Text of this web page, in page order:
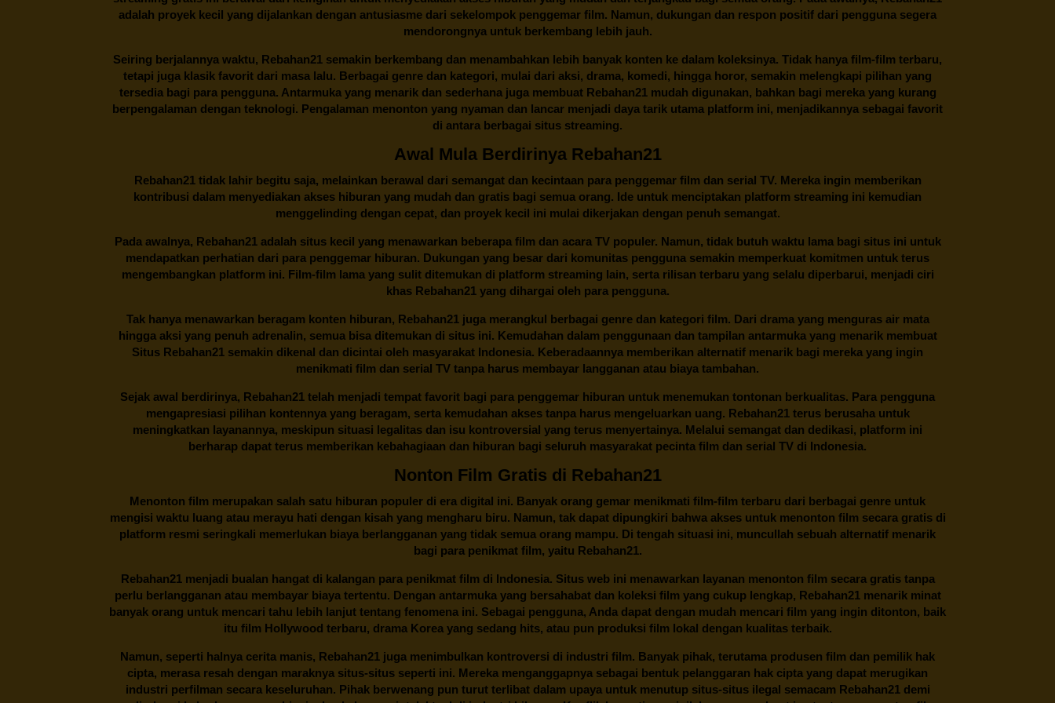
adalah proyek kecil yang dijalankan dengan antusiasme dari sekelompok penggemar film. Namun, dukungan dan respon positif dari pengguna segera
mendorongnya untuk berkembang lebih jauh.
Seiring berjalannya waktu, Rebahan21 semakin berkembang dan menambahkan lebih banyak konten ke dalam koleksinya. Tidak hanya film-film terbaru,
tetapi juga klasik favorit dari masa lalu. Berbagai genre dan kategori, mulai dari aksi, drama, komedi, hingga horor, semakin melengkapi pilihan yang
tersedia bagi para pengguna. Antarmuka yang menarik dan sederhana juga membuatRebahan21mudah digunakan, bahkan bagi mereka yang kurang
berpengalaman dengan teknologi. Pengalaman menonton yang nyaman dan lancar menjadi daya tarik utama platform ini, menjadikannya sebagai favorit
di antara berbagai situs streaming.
Awal Mula Berdirinya Rebahan21
Rebahan21tidak lahir begitu saja, melainkan berawal dari semangat dan kecintaan para penggemar film dan serial TV. Mereka ingin memberikan
kontribusi dalam menyediakan akses hiburan yang mudah dan gratis bagi semua orang. Ide untuk menciptakan platform streaming ini kemudian
menggelinding dengan cepat, dan proyek kecil ini mulai dikerjakan dengan penuh semangat.
Pada awalnya, Rebahan21adalah situs kecil yang menawarkan beberapa film dan acara TV populer. Namun, tidak butuh waktu lama bagi situs ini untuk
mendapatkan perhatian dari para penggemar hiburan. Dukungan yang besar dari komunitas pengguna semakin memperkuat komitmen untuk terus
mengembangkan platform ini. Film-film lama yang sulit ditemukan di platform streaming lain, serta rilisan terbaru yang selalu diperbarui, menjadi ciri
khas Rebahan21yang dihargai oleh para pengguna.
Tak hanya menawarkan beragam konten hiburan, Rebahan21 juga merangkul berbagai genre dan kategori film. Dari drama yang menguras air mata
hingga aksi yang penuh adrenalin, semua bisa ditemukan di situs ini. Kemudahan dalam penggunaan dan tampilan antarmuka yang menarik membuat
Situs Rebahan21 semakin dikenal dan dicintai oleh masyarakat Indonesia. Keberadaannya memberikan alternatif menarik bagi mereka yang ingin
menikmati film dan serial TV tanpa harus membayar langganan atau biaya tambahan.
Sejak awal berdirinya, Rebahan21 telah menjadi tempat favorit bagi para penggemar hiburan untuk menemukan tontonan berkualitas. Para pengguna
mengapresiasi pilihan kontennya yang beragam, serta kemudahan akses tanpa harus mengeluarkan uang. Rebahan21terus berusaha untuk
meningkatkan layanannya, meskipun situasi legalitas dan isu kontroversial yang terus menyertainya. Melalui semangat dan dedikasi, platform ini
berharap dapat terus memberikan kebahagiaan dan hiburan bagi seluruh masyarakat pecinta film dan serial TV di Indonesia.
Nonton Film Gratis di Rebahan21
Menonton film merupakan salah satu hiburan populer di era digital ini. Banyak orang gemar menikmati film-film terbaru dari berbagai genre untuk
mengisi waktu luang atau merayu hati dengan kisah yang mengharu biru. Namun, tak dapat dipungkiri bahwa akses untuk menonton film secara gratis di
platform resmi seringkali memerlukan biaya berlangganan yang tidak semua orang mampu. Di tengah situasi ini, muncullah sebuah alternatif menarik
bagi para penikmat film, yaitu Rebahan21.
Rebahan21menjadi bualan hangat di kalangan para penikmat film di Indonesia. Situs web ini menawarkan layanan menonton film secara gratis tanpa
perlu berlangganan atau membayar biaya tertentu. Dengan antarmuka yang bersahabat dan koleksi film yang cukup lengkap, Rebahan21menarik minat
banyak orang untuk mencari tahu lebih lanjut tentang fenomena ini. Sebagai pengguna, Anda dapat dengan mudah mencari film yang ingin ditonton, baik
itu film Hollywood terbaru, drama Korea yang sedang hits, atau pun produksi film lokal dengan kualitas terbaik.
Namun, seperti halnya cerita manis, Rebahan21 juga menimbulkan kontroversi di industri film. Banyak pihak, terutama produsen film dan pemilik hak
cipta, merasa resah dengan maraknya situs-situs seperti ini. Mereka menganggapnya sebagai bentuk pelanggaran hak cipta yang dapat merugikan
industri perfilman secara keseluruhan. Pihak berwenang pun turut terlibat dalam upaya untuk menutup situs-situs ilegal semacam Rebahan21 demi